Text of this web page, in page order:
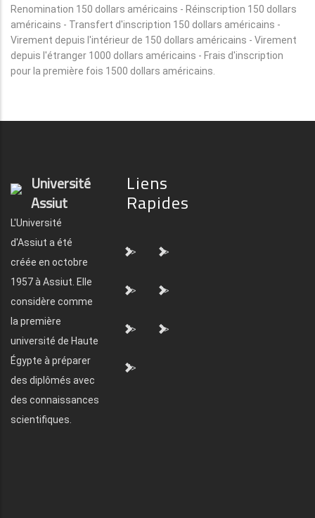
Renomination 150 dollars américains - Réinscription 150 dollars
américains - Transfert d'inscription 150 dollars américains -
Virement depuis l'intérieur de 150 dollars américains - Virement
depuis l'étranger 1000 dollars américains - Frais d'inscription
pour la première fois 1500 dollars américains.
Université
Assiut
L'Université
d'Assiut a été
créée en octobre
1957 à Assiut. Elle
considère comme
la première
université de Haute
Égypte à préparer
des diplômés avec
des connaissances
scientifiques.
Liens
Rapides
"> ">
"> ">
"> ">
">